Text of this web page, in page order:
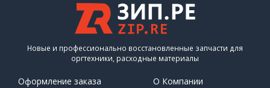
Новые и профессионально восстановленные запчасти для
оргтехники, расходные материалы
Оформление заказа
О Компании